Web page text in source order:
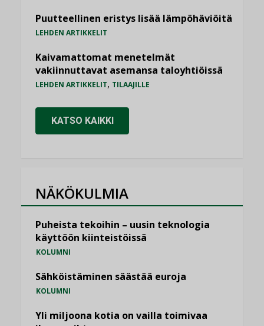
Puutteellinen eristys lisää lämpöhäviöitä
LEHDEN ARTIKKELIT
Kaivamattomat menetelmät
vakiinnuttavat asemansa taloyhtiöissä
LEHDEN ARTIKKELIT, TILAAJILLE
KATSO KAIKKI
NÄKÖKULMIA
Puheista tekoihin – uusin teknologia
käyttöön kiinteistöissä
KOLUMNI
Sähköistäminen säästää euroja
KOLUMNI
Yli miljoona kotia on vailla toimivaa